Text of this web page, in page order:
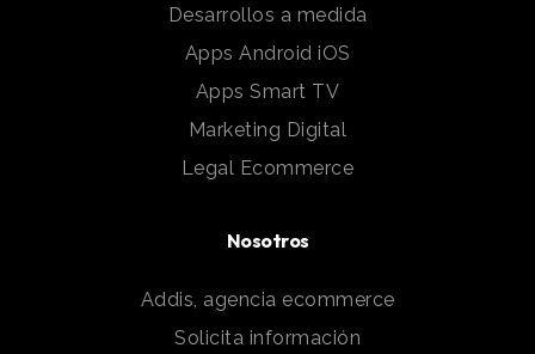
Desarrollos a medida
Apps Android iOS
Apps Smart TV
Marketing Digital
Legal Ecommerce
Nosotros
Addis, agencia ecommerce
Solicita información